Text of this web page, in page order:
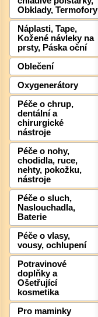
Obklady, Termofory
Náplasti, Tape,
Kožené návleky na
prsty, Páska oční
Oblečení
Oxygenerátory
Péče o chrup,
dentální a
chirurgické
nástroje
Péče o nohy,
chodidla, ruce,
nehty, pokožku,
nástroje
Péče o sluch,
Naslouchadla,
Baterie
Péče o vlasy,
vousy, ochlupení
Potravinové
doplňky a
Ošetřující
kosmetika
Pro maminky
Detail
Detail